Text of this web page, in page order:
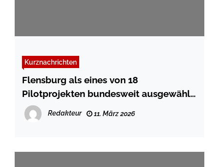
Kurznachrichten
Flensburg als eines von 18
Pilotprojekten bundesweit ausgewählt
– Künstliche Intelligenz in
Verwaltungen
Redakteur 11. März 2026